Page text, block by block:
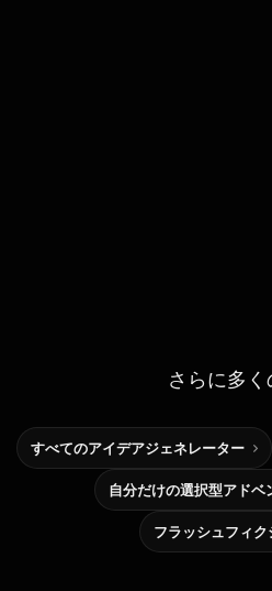
さらに多
すべてのアイデアジェネレーター
フラッシュフィク